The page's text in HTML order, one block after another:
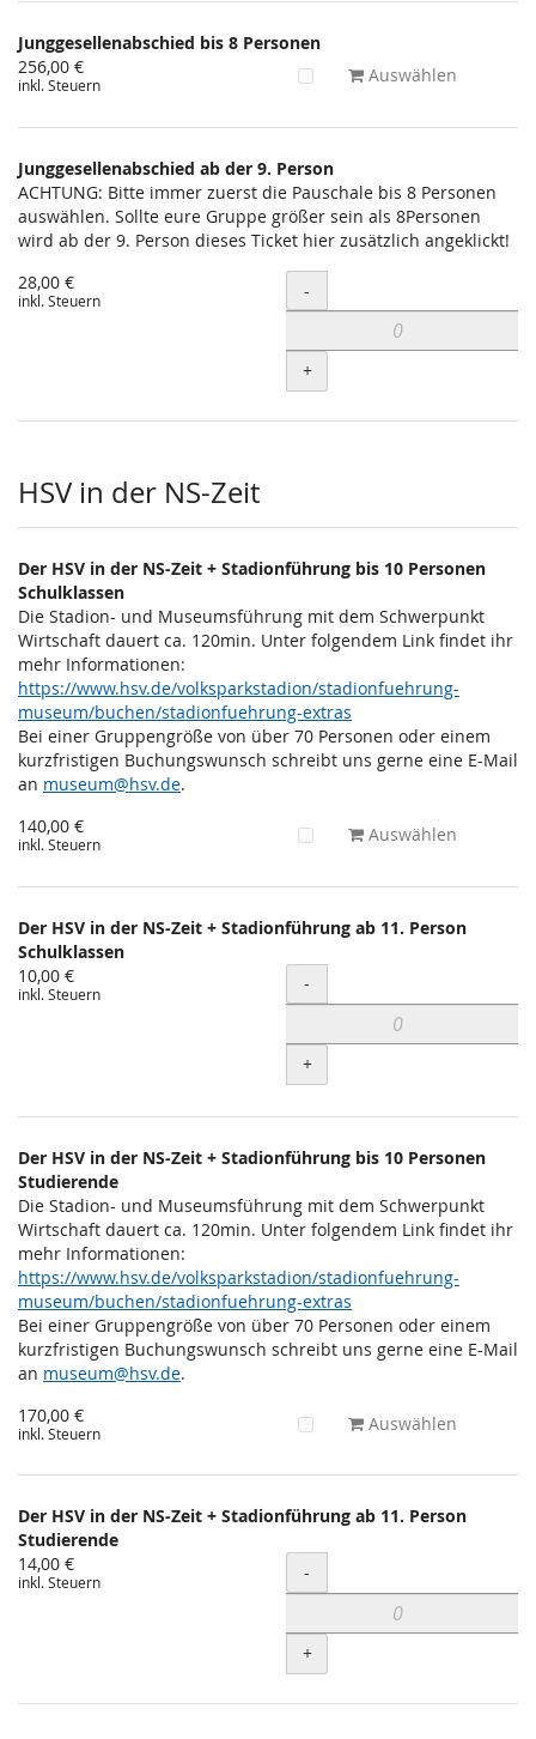
Junggesellenabschied bis 8 Personen
256,00 €
inkl. Steuern Auswählen
Junggesellenabschied ab der 9. Person
ACHTUNG: Bitte immer zuerst die Pauschale bis 8 Personen
auswählen. Sollte eure Gruppe größer sein als 8Personen
wird ab der 9. Person dieses Ticket hier zusätzlich angeklickt!
28,00 €
inkl. Steuern Menge
-
+
HSV in der NS-Zeit
Der HSV in der NS-Zeit + Stadionführung bis 10 Personen
Schulklassen
Die Stadion- und Museumsführung mit dem Schwerpunkt
Wirtschaft dauert ca. 120min. Unter folgendem Link findet ihr
mehr Informationen:
https://www.hsv.de/volksparkstadion/stadionfuehrung-
museum/buchen/stadionfuehrung-extras
Bei einer Gruppengröße von über 70 Personen oder einem
kurzfristigen Buchungswunsch schreibt uns gerne eine E-Mail
an museum@hsv.de.
140,00 €
inkl. Steuern Auswählen
Der HSV in der NS-Zeit + Stadionführung ab 11. Person
Schulklassen
10,00 €
inkl. Steuern Menge
-
+
Der HSV in der NS-Zeit + Stadionführung bis 10 Personen
Studierende
Die Stadion- und Museumsführung mit dem Schwerpunkt
Wirtschaft dauert ca. 120min. Unter folgendem Link findet ihr
mehr Informationen:
https://www.hsv.de/volksparkstadion/stadionfuehrung-
museum/buchen/stadionfuehrung-extras
Bei einer Gruppengröße von über 70 Personen oder einem
kurzfristigen Buchungswunsch schreibt uns gerne eine E-Mail
an museum@hsv.de.
170,00 €
inkl. Steuern Auswählen
Der HSV in der NS-Zeit + Stadionführung ab 11. Person
Studierende
14,00 €
inkl. Steuern Menge
-
+